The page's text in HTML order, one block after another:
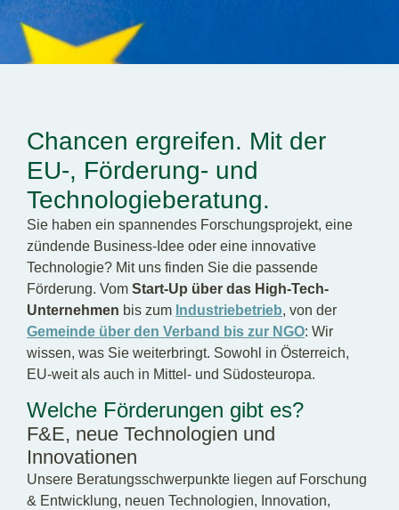
DE
EN
Chancen ergreifen. Mit der
EU-, Förderung- und
Technologieberatung.
Sie haben ein spannendes Forschungsprojekt, eine
zündende Business-Idee oder eine innovative
Technologie? Mit uns finden Sie die passende
Förderung. Vom Start-Up über das High-Tech-
Unternehmen bis zum Industriebetrieb, von der
Gemeinde über den Verband bis zur NGO: Wir
wissen, was Sie weiterbringt. Sowohl in Österreich,
EU-weit als auch in Mittel- und Südosteuropa.
Welche Förderungen gibt es?
F&E, neue Technologien und
Innovationen
Unsere Beratungsschwerpunkte liegen auf Forschung
& Entwicklung, neuen Technologien, Innovation,